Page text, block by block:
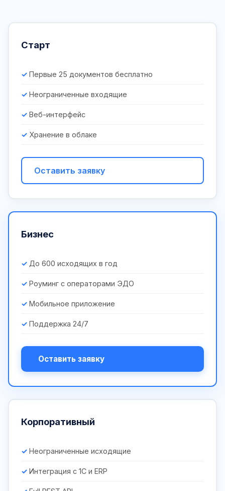
Старт
Первые 25 документов бесплатно
Неограниченные входящие
Веб-интерфейс
Хранение в облаке
Оставить заявку
Бизнес
До 600 исходящих в год
Роуминг с операторами ЭДО
Мобильное приложение
Поддержка 24/7
Оставить заявку
Корпоративный
Неограниченные исходящие
Интеграция с 1С и ERP